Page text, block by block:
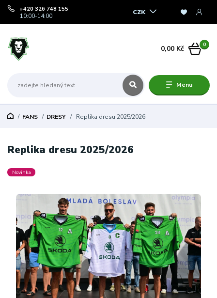
Menu
CZK
+420 326 748 155
10:00-14:00
0
0,00 Kč
FANS DRESY Replika dresu 2025/2026
Replika dresu 2025/2026
Novinka